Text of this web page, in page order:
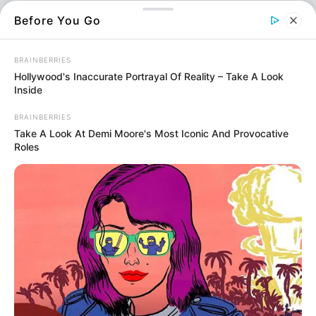
Εύβοια Νέα
σας και επιθυμείτε να μείνουν για πάντα
χαραγμένα στη μνήμη σας αλλά και σε αυτή
να φτιάξετε μοναδικές μπομπονιέρες που θα
δωρίσετε στο τέλος της γιορτής σε όσους
παραβρέθηκαν. Μία παιδική μπομπονιέρα
αποτελεί πάντα μία μικρή γλυκιά ανάμνηση
μίας ιδιαίτερης μέρας.
Before You Go
BRAINBERRIES
Hollywood's Inaccurate Portrayal Of Reality – Take A Look
Inside
BRAINBERRIES
Take A Look At Demi Moore's Most Iconic And Provocative
Roles